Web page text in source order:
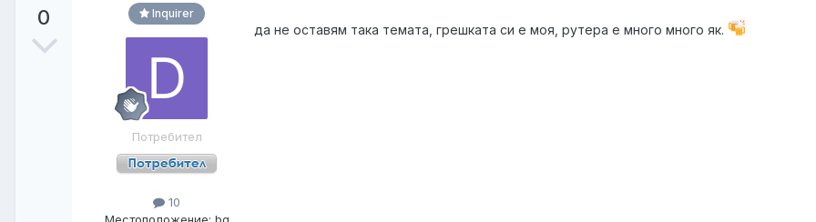
0 Inquirer
Потребител
10
Местоположение: bg
да не оставям така темата, грешката си е моя, рутера е много много як.